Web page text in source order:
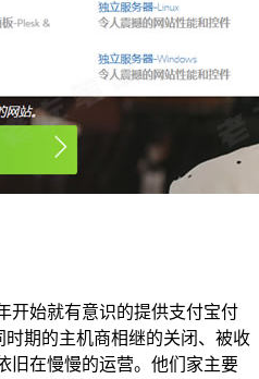
开始就有意识的提供支付宝付
期的主机商相继的关闭、被收
旧在慢慢的运营。他们家主要